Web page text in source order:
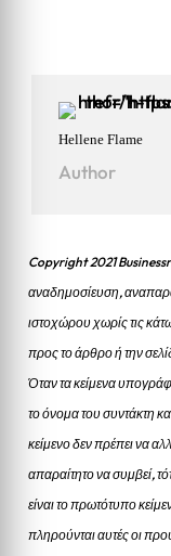
Hellene Flame
Author
Copyright 2021
αναδημοσίευση,
ιστοχώρου χωρίς τις
προς το άρθρο ή την
Όταν τα κείμενα
το όνομα του συντάκτη
κείμενο δεν πρέπει να
απαραίτητο να συμβεί,
είναι το πρωτότυπο
πληρούνται αυτές οι